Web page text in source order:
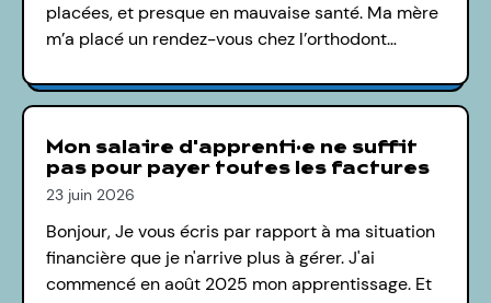
placées, et presque en mauvaise santé. Ma mère
m’a placé un rendez-vous chez l’orthodont…
Mon salaire d'apprenti·e ne suffit
pas pour payer toutes les factures
23 juin 2026
Bonjour, Je vous écris par rapport à ma situation
financière que je n'arrive plus à gérer. J'ai
commencé en août 2025 mon apprentissage. Et